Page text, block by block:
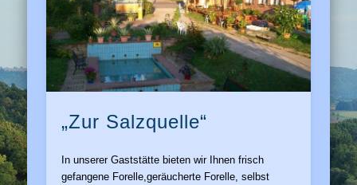
„Zur Salzquelle“
In unserer Gaststätte bieten wir Ihnen frisch
gefangene Forelle,geräucherte Forelle, selbst